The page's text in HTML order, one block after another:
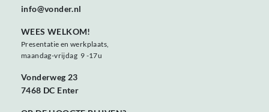
info@vonder.nl
WEES WELKOM!
Presentatie en werkplaats,
maandag-vrijdag 9 -17u
Vonderweg 23
7468 DC Enter